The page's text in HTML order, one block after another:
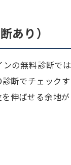
あり）
の無料診断では
断でチェックす
伸ばせる余地が